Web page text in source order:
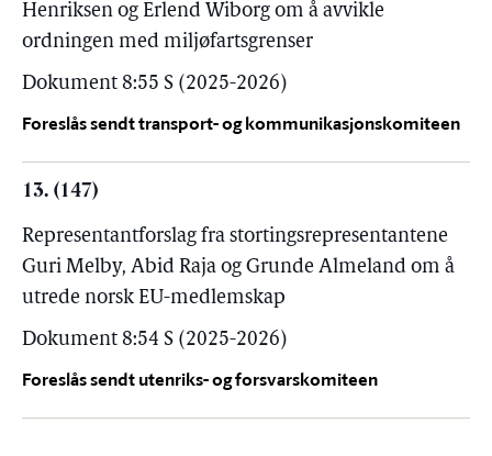
Henriksen og Erlend Wiborg om å avvikle
ordningen med miljøfartsgrenser
Dokument 8:55 S (2025-2026)
Foreslås sendt transport- og kommunikasjonskomiteen
13. (147)
Representantforslag fra stortingsrepresentantene
Guri Melby, Abid Raja og Grunde Almeland om å
utrede norsk EU-medlemskap
Dokument 8:54 S (2025-2026)
Foreslås sendt utenriks- og forsvarskomiteen